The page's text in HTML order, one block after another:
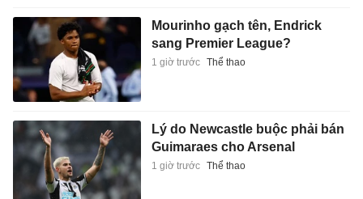
Mourinho gạch tên, Endrick
sang Premier League?
1 giờ trước Thể thao
Lý do Newcastle buộc phải bán
Guimaraes cho Arsenal
1 giờ trước Thể thao